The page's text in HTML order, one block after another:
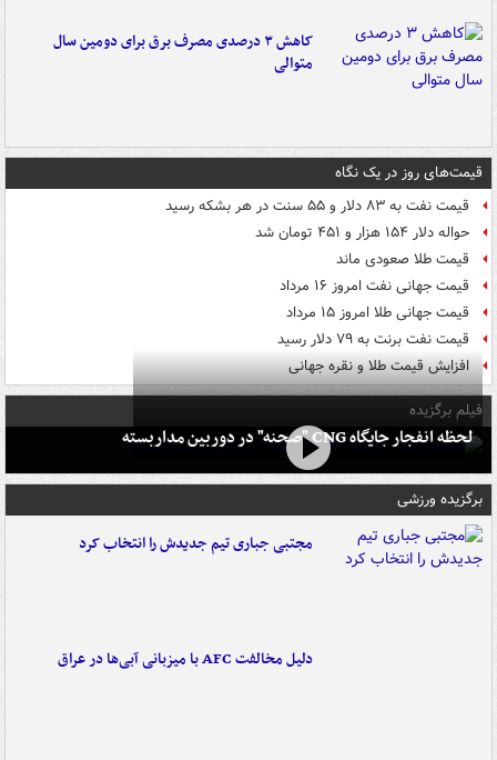
کاهش ۳ درصدی مصرف برق برای دومین سال
متوالی
قیمت‌های روز در یک نگاه
قیمت نفت به ۸۳ دلار و ۵۵ سنت در هر بشکه رسید
حواله دلار ۱۵۴ هزار و ۴۵۱ تومان شد
قیمت طلا صعودی ماند
قیمت جهانی نفت امروز ۱۶ مرداد
قیمت جهانی طلا امروز ۱۵ مرداد
قیمت نفت برنت به ۷۹ دلار رسید
افزایش قیمت طلا و نقره جهانی
فیلم برگزیده
لحظه انفجار جایگاه CNG "صحنه" در دوربین مداربسته
برگزیده ورزشی
مجتبی جباری تیم جدیدش را انتخاب کرد
دلیل مخالفت AFC با میزبانی آبی‌ها در عراق